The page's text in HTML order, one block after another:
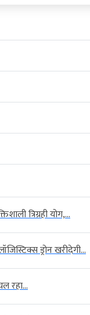
त्रिग्रही योग,...
ड्रोन खरीदेगी...
रहा...